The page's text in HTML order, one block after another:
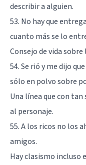
describir a alguien.
53. No hay que
cuanto más se lo
Consejo de vida
54. Se rió y me dijo
sólo en polvo sobre
Una línea que con
al personaje.
55. A los ricos no los
amigos.
Hay clasismo incluso